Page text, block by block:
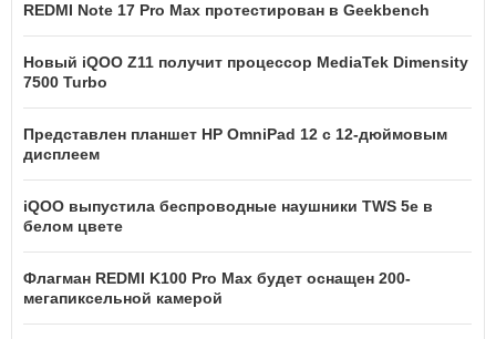
REDMI Note 17 Pro Max протестирован в Geekbench
Новый iQOO Z11 получит процессор MediaTek Dimensity
7500 Turbo
Представлен планшет HP OmniPad 12 с 12-дюймовым
дисплеем
iQOO выпустила беспроводные наушники TWS 5e в
белом цвете
Флагман REDMI K100 Pro Max будет оснащен 200-
мегапиксельной камерой